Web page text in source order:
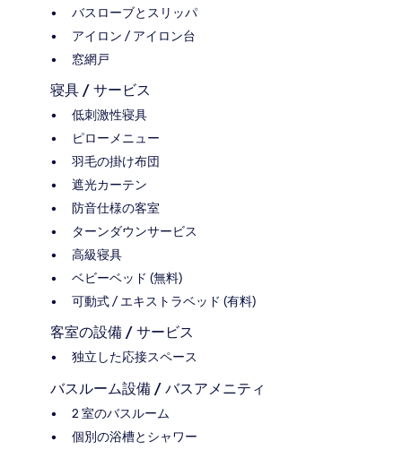
バスローブとスリッパ
アイロン / アイロン台
窓網戸
寝具 / サービス
低刺激性寝具
ピローメニュー
羽毛の掛け布団
遮光カーテン
防音仕様の客室
ターンダウンサービス
高級寝具
ベビーベッド (無料)
可動式 / エキストラベッド (有料)
客室の設備 / サービス
独立した応接スペース
バスルーム設備 / バスアメニティ
2 室のバスルーム
個別の浴槽とシャワー